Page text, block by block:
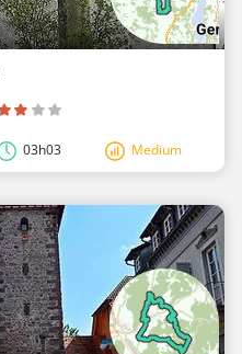
03h03 Medium